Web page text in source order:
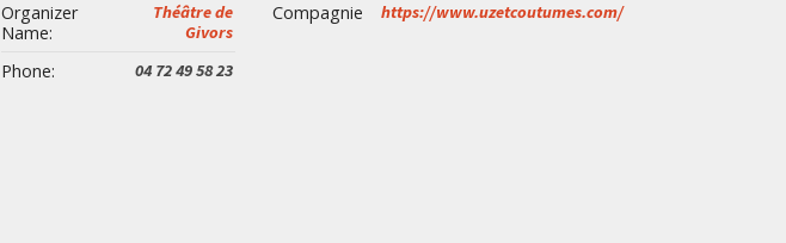
Organizer
Name:
Théâtre de
Givors
Phone: 04 72 49 58 23
Compagnie https://www.uzetcoutumes.com/